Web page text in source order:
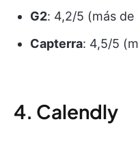
G2: 4,2/5 (más de
Capterra: 4,5/5
4. Calendly